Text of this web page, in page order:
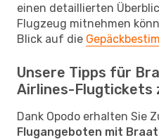
einen detaillierten
Flugzeug mitnehmen
Blick auf die
Unsere Tipps für
Airlines-Flugtickets
Dank Opodo erhalten Sie
Flugangeboten mit